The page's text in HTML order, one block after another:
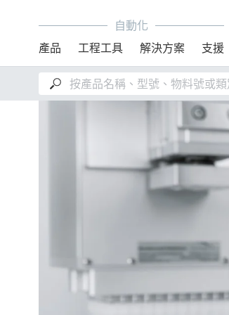
自動化
產品
工程工具 解決方案 支援